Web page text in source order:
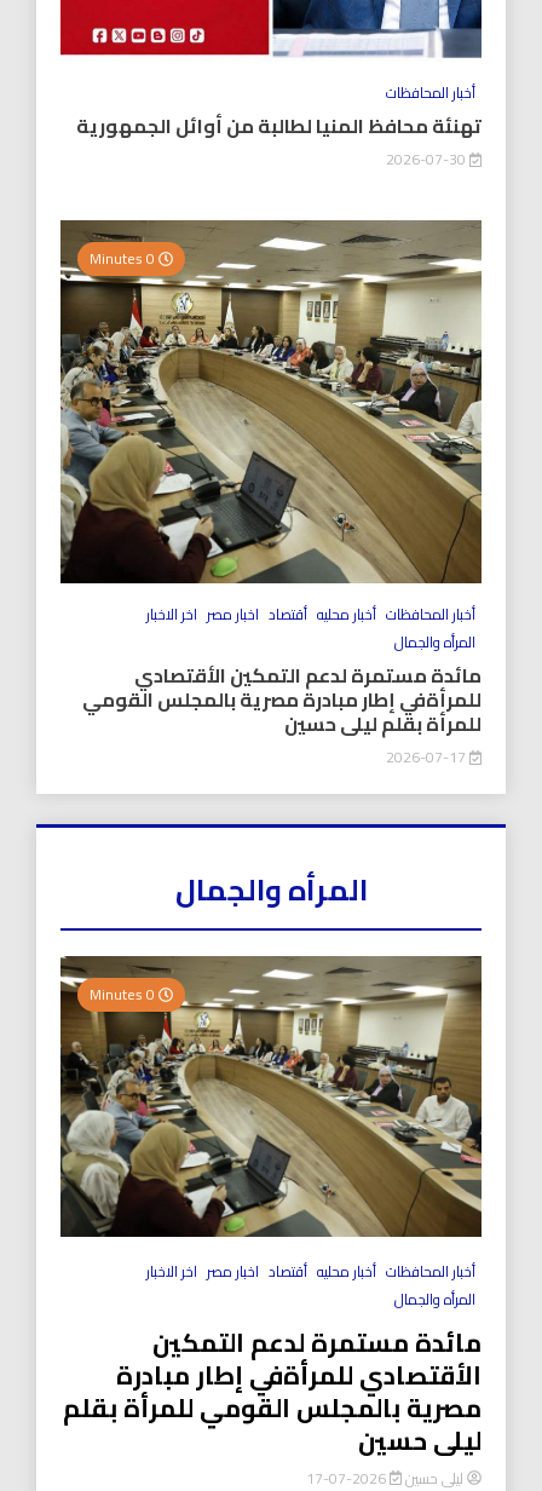
أخبار المحافظات
تهنئة محافظ المنيا لطالبة من أوائل الجمهورية
أخبار المحافظات أخبار محليه أقتصاد اخبار مصر اخر الاخبار
المرأه والجمال
مائدة مستمرة لدعم التمكين الأقتصادي
للمرأةفي إطار مبادرة مصرية بالمجلس القومي
للمرأة بقلم ليلى حسين
المرأه والجمال
أخبار المحافظات أخبار محليه أقتصاد اخبار مصر اخر الاخبار
المرأه والجمال
مائدة مستمرة لدعم التمكين
الأقتصادي للمرأةفي إطار مبادرة
مصرية بالمجلس القومي للمرأة بقلم
ليلى حسين
ليلى حسين 2026-07-17